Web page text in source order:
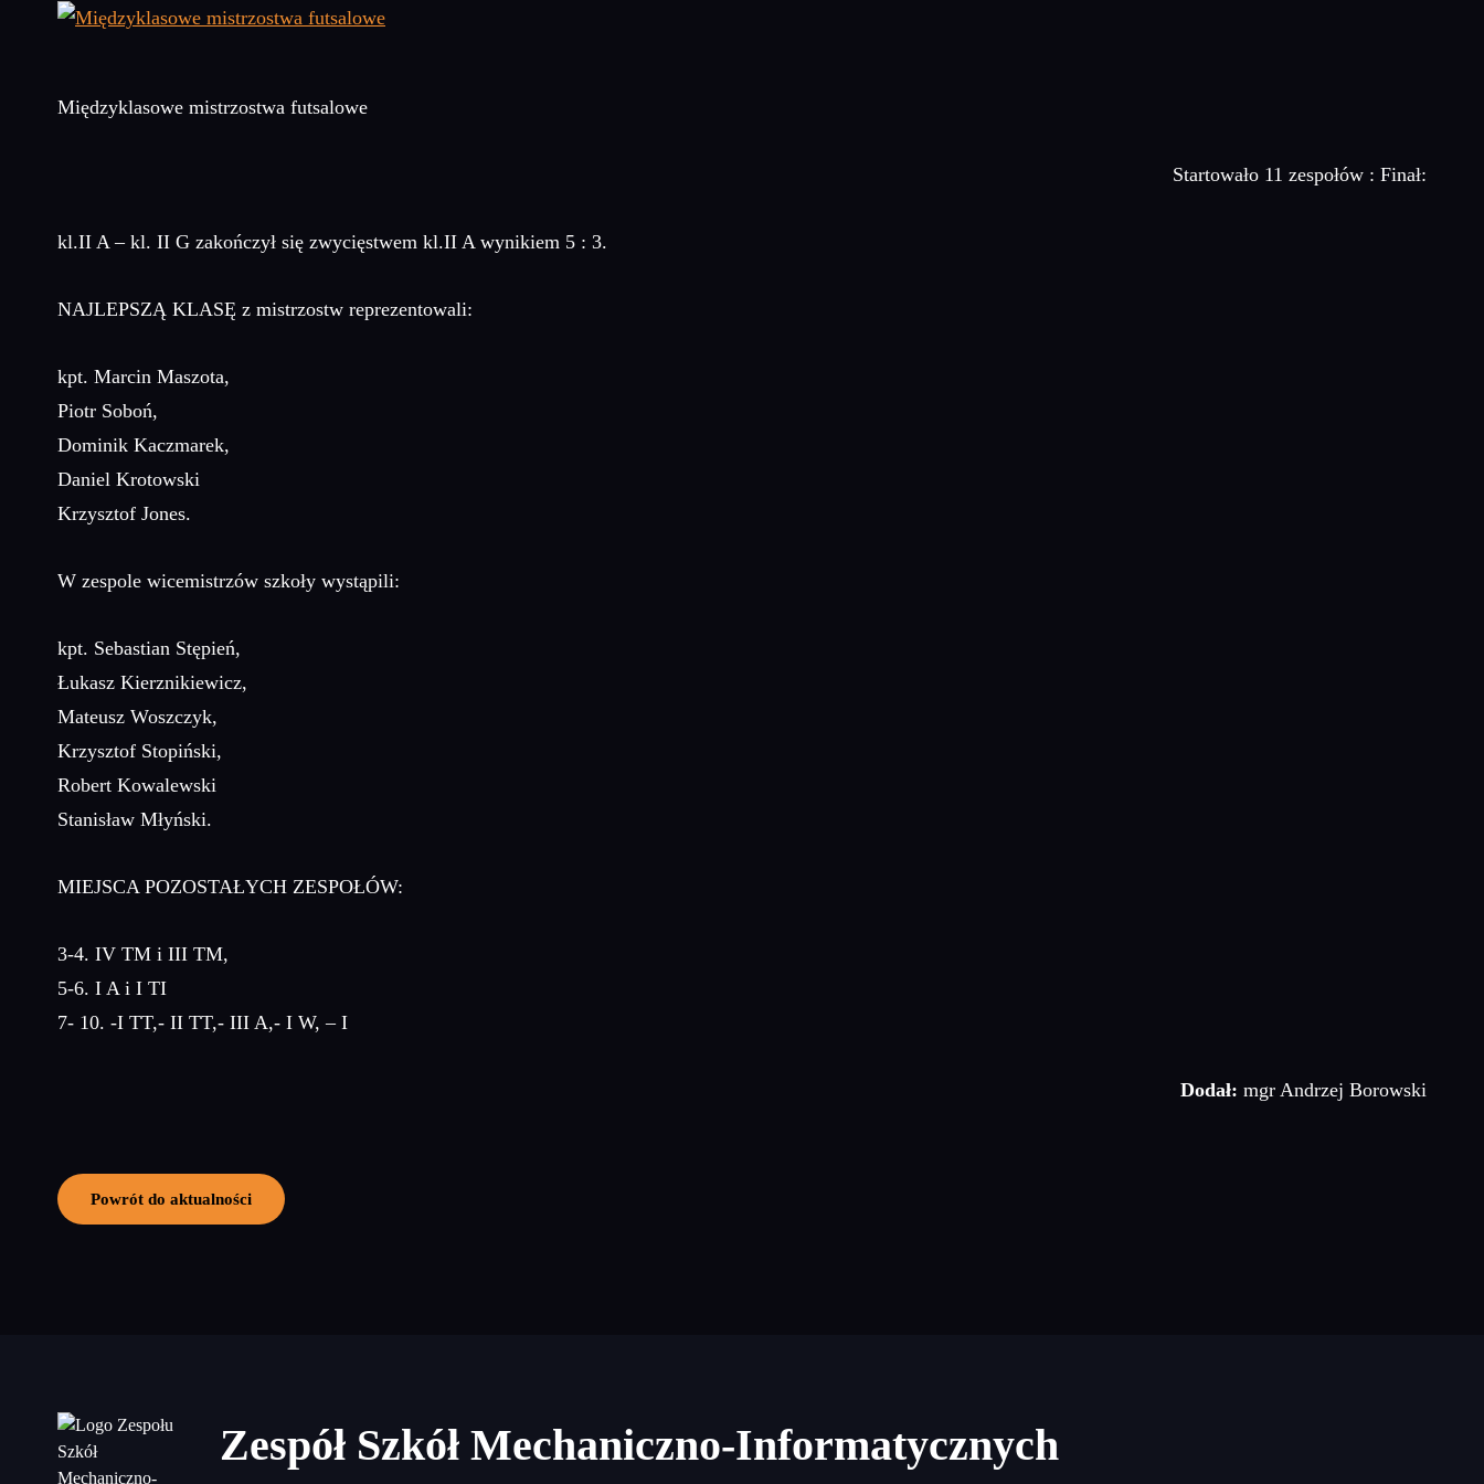
Międzyklasowe mistrzostwa futsalowe
Startowało 11 zespołów : Finał:
kl.II A – kl. II G zakończył się zwycięstwem kl.II A wynikiem 5 : 3.
NAJLEPSZĄ KLASĘ z mistrzostw reprezentowali:
kpt. Marcin Maszota,
Piotr Soboń,
Dominik Kaczmarek,
Daniel Krotowski
Krzysztof Jones.
W zespole wicemistrzów szkoły wystąpili:
kpt. Sebastian Stępień,
Łukasz Kierznikiewicz,
Mateusz Woszczyk,
Krzysztof Stopiński,
Robert Kowalewski
Stanisław Młyński.
MIEJSCA POZOSTAŁYCH ZESPOŁÓW:
3-4. IV TM i III TM,
5-6. I A i I TI
7- 10. -I TT,- II TT,- III A,- I W, – I
Dodał: mgr Andrzej Borowski
Powrót do aktualności
Zespół Szkół Mechaniczno-Informatycznych